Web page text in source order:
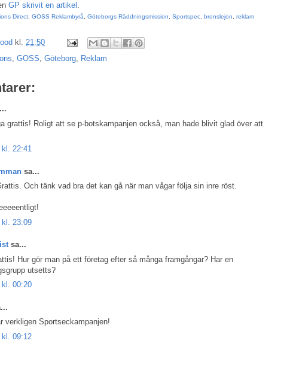
GP skrivit en artikel .
Direct GOSS Reklambyrå Göteborgs Räddningsmission Sportspec bronslejon reklam
kl. 21:50
, GOSS, Göteborg, Reklam
grattis! Roligt att se p-botskampanjen också, man hade blivit glad över att
kl. 22:41
sa...
Och tänk vad bra det kan gå när man vågar följa sin inre röst.
kl. 23:09
sa...
Hur gör man på ett företag efter så många framgångar? Har en
utsetts?
kl. 00:20
verkligen Sportseckampanjen!
kl. 09:12